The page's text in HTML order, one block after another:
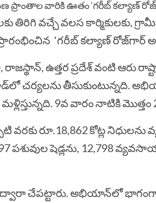
తిరిగి వచ్చే వలస కార్మికులకు,
ప్రారంభించిన ‘‌గ‌రీబ్ కల్యాణ్
ఉత్తర ప్రదేశ్ వంటి ఆరు
తీసుకుంటున్నది.
9వ వారం నాటికి
రూ.18,862 కోట్ల
పశువుల షెడ్ల‌ను, 12,798
ద్వారా చేపట్టారు. అభియాన్‌లో